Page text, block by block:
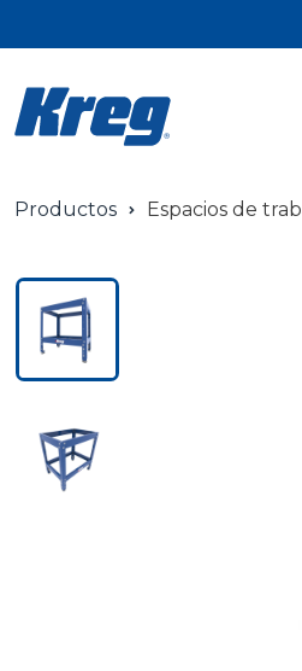
Productos Espacios de